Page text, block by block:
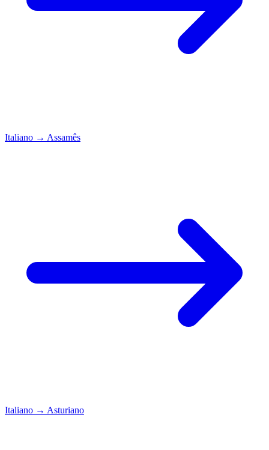
Italiano → Assamês
Italiano → Asturiano